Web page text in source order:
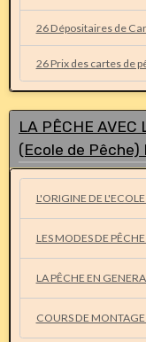
26 Dépositaires de
26 Prix des cartes de
LA PÊCHE AVEC
(Ecole de Pêche)
L'ORIGINE DE
LES MODES DE
LA PÊCHE EN
COURS DE MONTAGE